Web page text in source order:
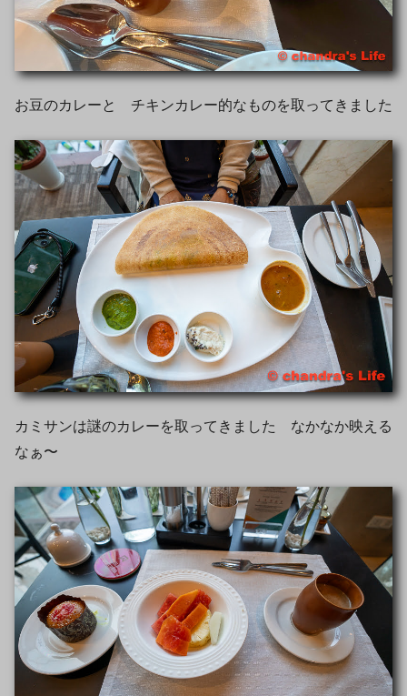
お豆のカレーと チキンカレー的なものを取ってきました
カミサンは謎のカレーを取ってきました なかなか映える
なぁ〜